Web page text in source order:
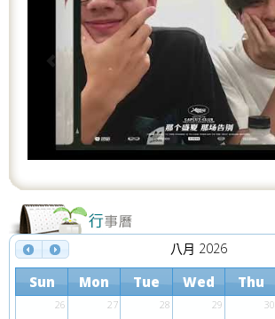
八月 2026
Sun Mon Tue Wed Thu
26 27 28 29 30